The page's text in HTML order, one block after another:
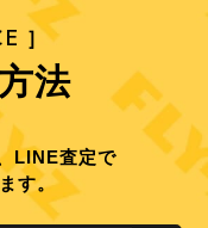
］
法
LINE査定で
す。